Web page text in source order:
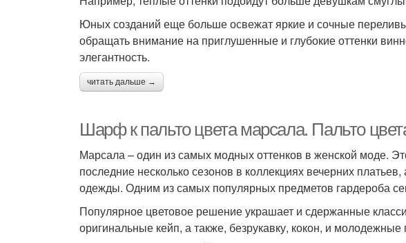
Юных созданий еще больше освежат яркие и сочные
обращать внимание на приглушенные и глубокие оттенки
элегантность.
читать дальше →
Шарф к пальто цвета марсала. Пальто
Марсала – один из самых модных оттенков в женской моде.
последние несколько сезонов в коллекциях вечерних
одежды. Одним из самых популярных предметов гардероба
Популярное цветовое решение украшает и сдержанные
оригинальные кейп, а также, безрукавку, кокон, и молодежные